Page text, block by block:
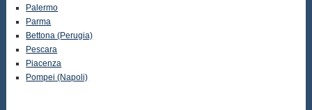
Palermo
Parma
Bettona (Perugia)
Pescara
Piacenza
Pompei (Napoli)